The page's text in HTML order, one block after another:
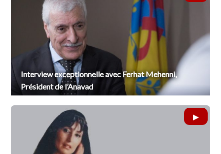
Interview exceptionnelle avec Ferhat Mehenni,
Président de l’Anavad